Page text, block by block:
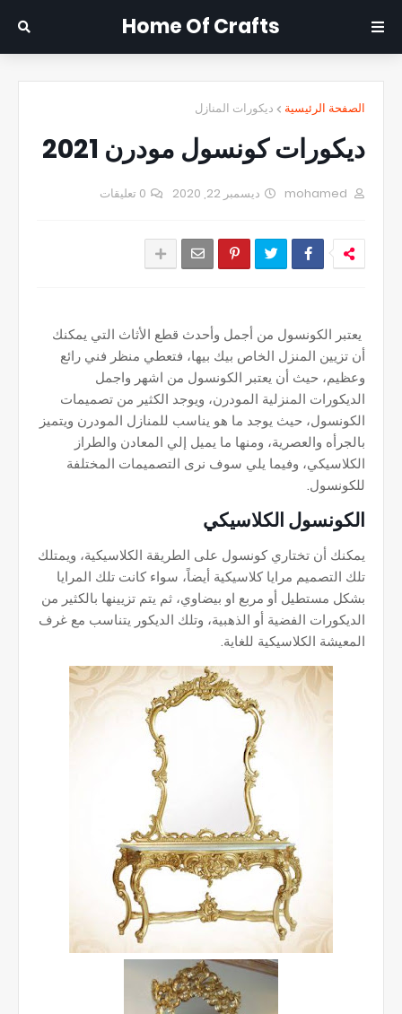
Home Of Crafts
الصفحة الرئيسية ديكورات المنازل
ديكورات كونسول مودرن 2021
ديسمبر 22, 2020 0 تعليقات
يعتبر الكونسول من أجمل وأحدث قطع الأثاث التي يمكنك
أن تزيين المنزل الخاص بيك بيها، فتعطي منظر فني رائع
وعظيم، حيث أن يعتبر الكونسول من اشهر واجمل
الديكورات المنزلية المودرن، ويوجد الكثير من تصميمات
الكونسول، حيث يوجد ما هو يناسب للمنازل المودرن ويتميز
بالجرأه والعصرية، ومنها ما يميل إلي المعادن والطراز
الكلاسيكي، وفيما يلي سوف نرى التصميمات المختلفة
للكونسول.
الكونسول الكلاسيكي
يمكنك أن تختاري كونسول على الطريقة الكلاسيكية، ويمتلك
تلك التصميم مرايا كلاسيكية أيضاً، سواء كانت تلك المرايا
بشكل مستطيل أو مربع او بيضاوي، ثم يتم تزيينها بالكثير من
الديكورات الفضية أو الذهبية، وتلك الديكور يتناسب مع غرف
المعيشة الكلاسيكية للغاية.